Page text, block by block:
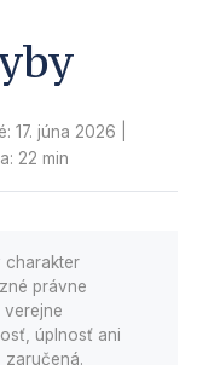
17. júna 2026
22 min
charakter
právne
úplnosť ani
zaručená.